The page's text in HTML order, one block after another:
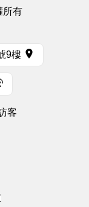
所有
9樓
客